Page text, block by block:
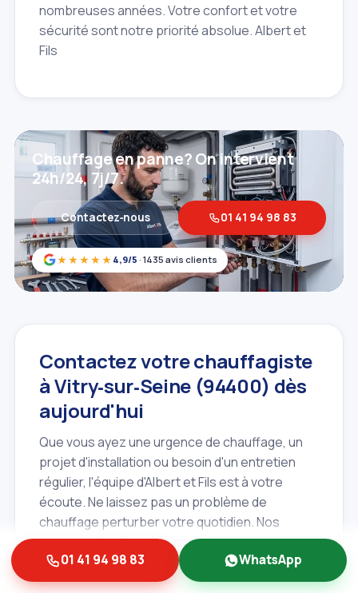
nombreuses années. Votre confort et votre
sécurité sont notre priorité absolue. Albert et
Fils
★★★★★ 4,9/5 · 1435 avis clients
Chauffage en panne? On intervient
24h/24, 7j/7.
Contactez‑nous 01 41 94 98 83
Contactez votre chauffagiste
à Vitry‑sur‑Seine (94400) dès
aujourd'hui
Que vous ayez une urgence de chauffage, un
projet d'installation ou besoin d'un entretien
régulier, l'équipe d'Albert et Fils est à votre
écoute. Ne laissez pas un problème de
chauffage perturber votre quotidien. Nos
experts chauffagistes sont prêts à intervenir
rapidement à Vitry‑sur‑Seine (94400) et dans
toutes les communes du Val‑de‑Marne (94)
01 41 94 98 83 WhatsApp